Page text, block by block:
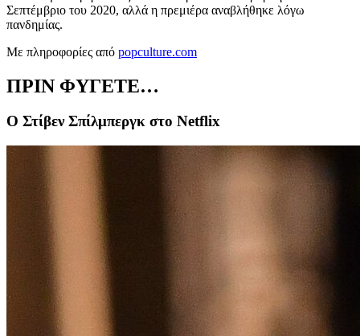
Σεπτέμβριο του 2020, αλλά η πρεμιέρα αναβλήθηκε λόγω
πανδημίας.
Με πληροφορίες από popculture.com
ΠΡΙΝ ΦΥΓΕΤΕ…
Ο Στίβεν Σπίλμπεργκ στο Netflix